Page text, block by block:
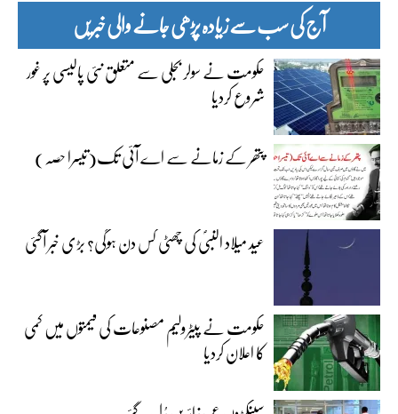
آج کی سب سے زیادہ پڑھی جانے والی خبریں
حکومت نے سولر بجلی سے متعلق نئی پالیسی پر غور
شروع کردیا
پتھر کے زمانے سے اے آئی تک(تیسرا حصہ)
عید میلاد النبیؐ کی چھٹی کس دن ہوگی؟ بڑی خبر آگئی
حکومت نے پیٹرولیم مصنوعات کی قیمتوں میں کمی
کا اعلان کردیا